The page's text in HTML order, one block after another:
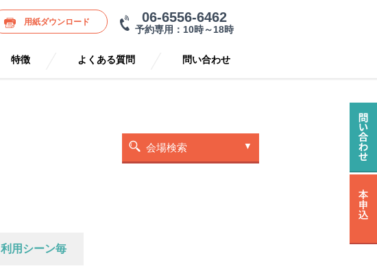
用紙ダウンロード 06-6556-6462
予約専用：10時～18時
特徴 よくある質問 問い合わせ
会場検索
利用シーン毎